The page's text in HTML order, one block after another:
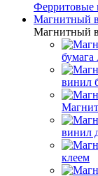
Ферритовые
Магнитный
Магнитный
винил
винил
клеем